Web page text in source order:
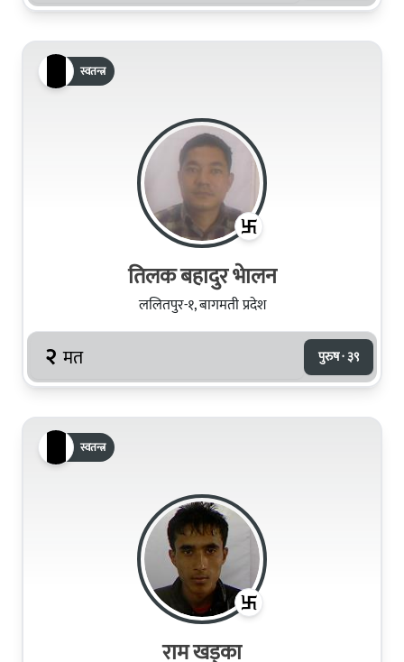
स्वतन्त्र
तिलक बहादुर भेालन
ललितपुर-१, बागमती प्रदेश
२ मत पुरुष · ३९
स्वतन्त्र
राम खड्का